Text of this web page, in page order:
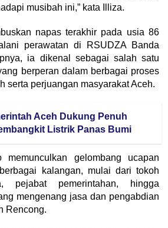
musibah ini,” kata Illiza.
napas terakhir pada usia 86
perawatan di RSUDZA Banda
ia dikenal sebagai salah satu
berperan dalam berbagai proses
serta perjuangan masyarakat Aceh.
Aceh Dukung Penuh
Listrik Panas Bumi
memunculkan gelombang ucapan
kalangan, mulai dari tokoh
pejabat pemerintahan, hingga
mengenang jasa dan pengabdian
Rencong.